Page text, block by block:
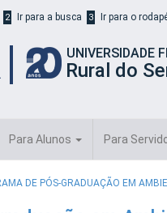
2 Ir para a busca 3 Ir para o
UNIVERSIDADE
Rural do
Para Alunos Para
DE PÓS-GRADUAÇÃO EM